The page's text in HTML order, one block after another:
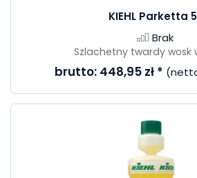
KIEHL Parketta
Brak
Szlachetny twardy wosk
brutto: 448,95 zł *